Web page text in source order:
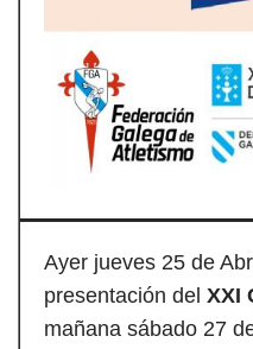
Ayer jueves 25 de
presentación del XXI
mañana sábado 27